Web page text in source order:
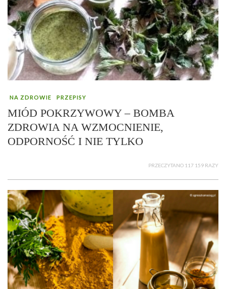
NA ZDROWIE PRZEPISY
MIÓD POKRZYWOWY – BOMBA
ZDROWIA NA WZMOCNIENIE,
ODPORNOŚĆ I NIE TYLKO
PRZECZYTANO 117 159 RAZY